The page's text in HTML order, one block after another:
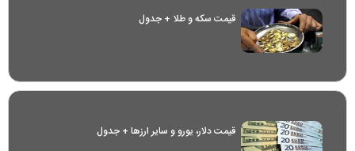
قیمت سکه و طلا + جدول
قیمت دلار، یورو و سایر ارز‌ها + جدول